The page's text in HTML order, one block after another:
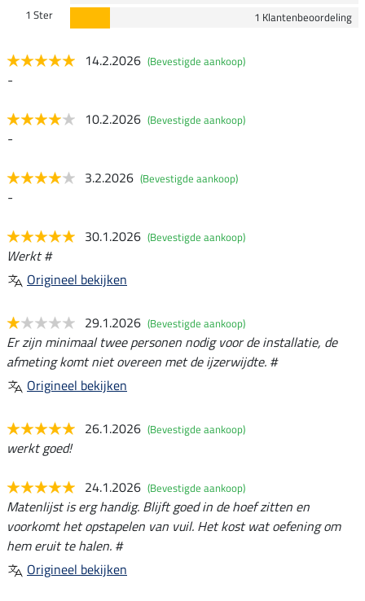
1 Ster
1 Klantenbeoordeling
14.2.2026 (Bevestigde aankoop)
-
10.2.2026 (Bevestigde aankoop)
-
3.2.2026 (Bevestigde aankoop)
-
30.1.2026 (Bevestigde aankoop)
Werkt #
Origineel bekijken
29.1.2026 (Bevestigde aankoop)
Er zijn minimaal twee personen nodig voor de installatie, de
afmeting komt niet overeen met de ijzerwijdte. #
Origineel bekijken
26.1.2026 (Bevestigde aankoop)
werkt goed!
24.1.2026 (Bevestigde aankoop)
Matenlijst is erg handig. Blijft goed in de hoef zitten en
voorkomt het opstapelen van vuil. Het kost wat oefening om
hem eruit te halen. #
Origineel bekijken